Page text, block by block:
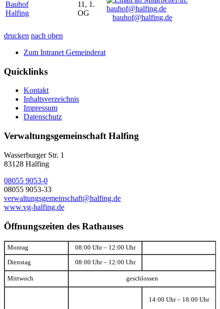
Bauhof
Halfing
11, 1.
OG
bauhof@halfing.de
drucken nach oben
Zum Intranet Gemeinderat
Quicklinks
Kontakt
Inhaltsverzeichnis
Impressum
Datenschutz
Verwaltungsgemeinschaft Halfing
Wasserburger Str. 1
83128 Halfing
08055 9053-0
08055 9053-33
verwaltungsgemeinschaft@halfing.de
www.vg-halfing.de
Öffnungszeiten des Rathauses
Montag 08:00 Uhr – 12:00 Uhr
Dienstag 08:00 Uhr – 12:00 Uhr
Mittwoch geschlossen
14:00 Uhr – 18:00 Uhr